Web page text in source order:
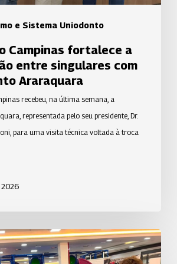
e Sistema Uniodonto
Campinas fortalece a
entre singulares com
Araraquara
recebeu, na última semana, a
representada pelo seu presidente, Dr.
para uma visita técnica voltada à troca